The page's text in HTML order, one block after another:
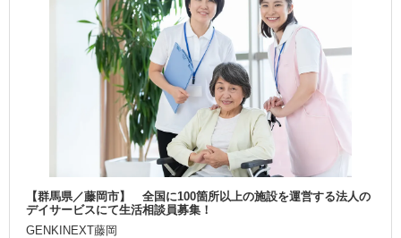
【群馬県／藤岡市】 全国に100箇所以上の施設を運営する法人の
デイサービスにて生活相談員募集！
GENKINEXT藤岡